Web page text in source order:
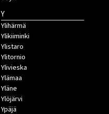
Y
Ylihärmä
Ylikiiminki
Ylistaro
Ylitornio
Ylivieska
Ylämaa
Yläne
Ylöjärvi
Ypäjä